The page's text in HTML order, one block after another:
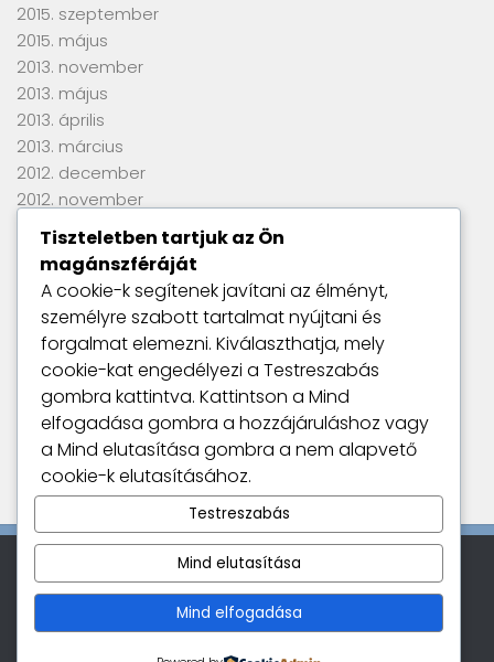
2015. szeptember
2015. május
2013. november
2013. május
2013. április
2013. március
2012. december
2012. november
2012. szeptember
2012. június
2012. április
2012. március
2012. január
2011. szeptember
Utolsó kommentek
Nincs megjeleníthető bejegyzés.
Kamatszimat © 2026. All Rights Reserved.
Tiszteletben tartjuk az Ön
magánszféráját
A cookie-k segítenek javítani az élményt,
személyre szabott tartalmat nyújtani és
forgalmat elemezni. Kiválaszthatja, mely
cookie-kat engedélyezi a Testreszabás
gombra kattintva. Kattintson a Mind
elfogadása gombra a hozzájáruláshoz vagy
a Mind elutasítása gombra a nem alapvető
cookie-k elutasításához.
Testreszabás
Mind elutasítása
Mind elfogadása